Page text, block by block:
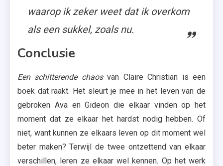
waarop ik zeker weet dat ik overkom
als een sukkel, zoals nu.
Conclusie
Een schitterende chaosvan Claire Christian is een
boek dat raakt. Het sleurt je mee in het leven van de
gebroken Ava en Gideon die elkaar vinden op het
moment dat ze elkaar het hardst nodig hebben. Of
niet, want kunnen ze elkaars leven op dit moment wel
beter maken? Terwijl de twee ontzettend van elkaar
verschillen, leren ze elkaar wel kennen. Op het werk